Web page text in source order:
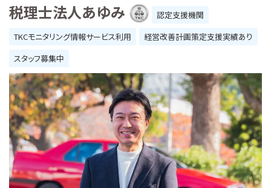
税理士法人あゆみ
認定支援機関
TKCモニタリング情報サービス利用
経営改善計画策定支援実績あり
スタッフ募集中